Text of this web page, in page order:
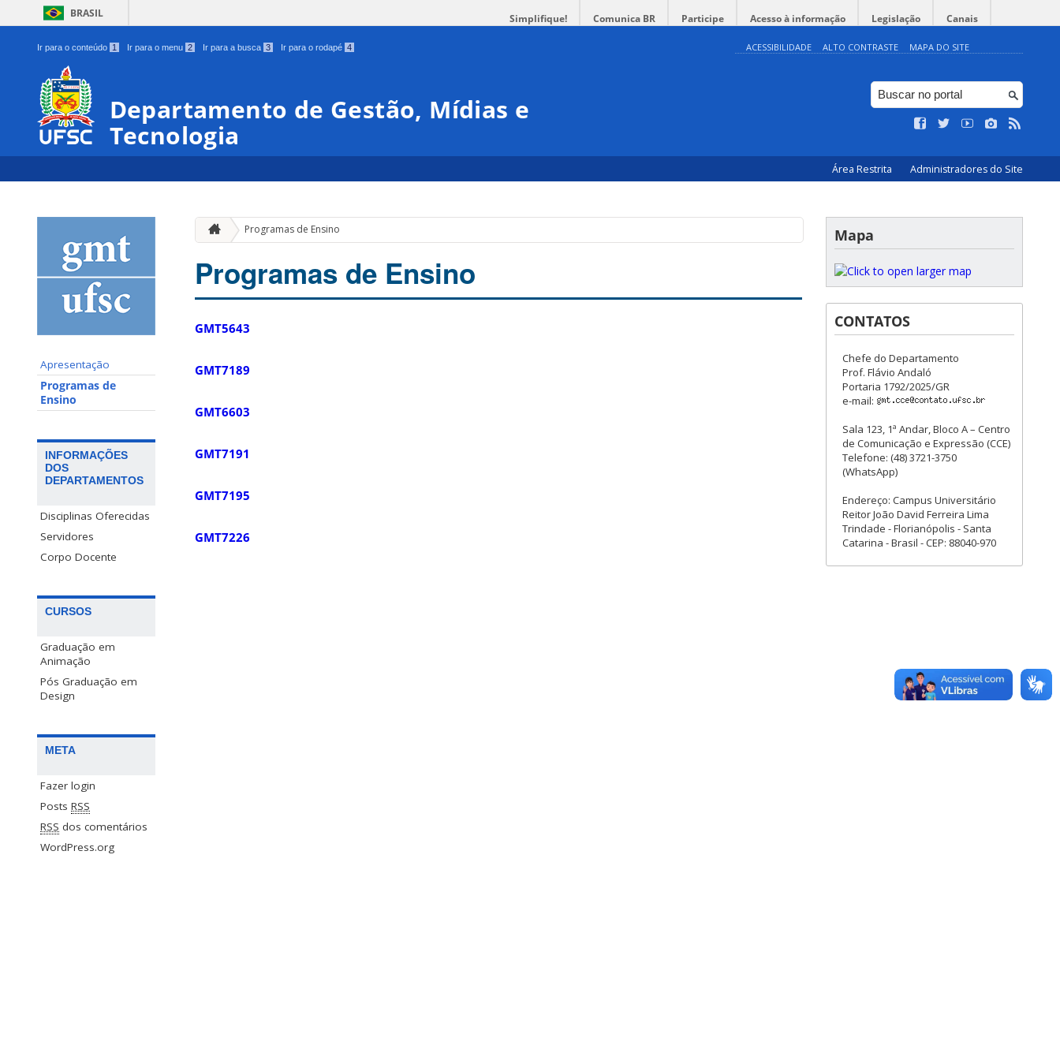
BRASIL Simplifique! Comunica BR Participe Acesso à informação Legislação Canais
Ir para o conteúdo 1 Ir para o menu 2 Ir para a busca 3 Ir para o rodapé 4 ACESSIBILIDADE ALTO CONTRASTE MAPA DO SITE
Departamento de Gestão, Mídias e
Tecnologia
Área Restrita Administradores do Site
Apresentação
Programas de
Ensino
INFORMAÇÕES
DOS
DEPARTAMENTOS
Disciplinas Oferecidas
Servidores
Corpo Docente
CURSOS
Graduação em
Animação
Pós Graduação em
Design
META
Fazer login
Posts RSS
RSS dos comentários
WordPress.org
Programas de Ensino
Programas de Ensino
GMT5643
GMT7189
GMT6603
GMT7191
GMT7195
GMT7226
Mapa
CONTATOS
Chefe do Departamento
Prof. Flávio Andaló
Portaria 1792/2025/GR
e-mail:
Sala 123, 1ª Andar, Bloco A – Centro
de Comunicação e Expressão (CCE)
Telefone: (48) 3721-3750
(WhatsApp)
Endereço: Campus Universitário
Reitor João David Ferreira Lima
Trindade - Florianópolis - Santa
Catarina - Brasil - CEP: 88040-970